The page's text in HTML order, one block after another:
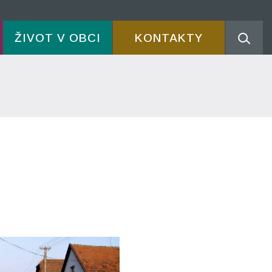
ŽIVOT V OBCI KONTAKTY